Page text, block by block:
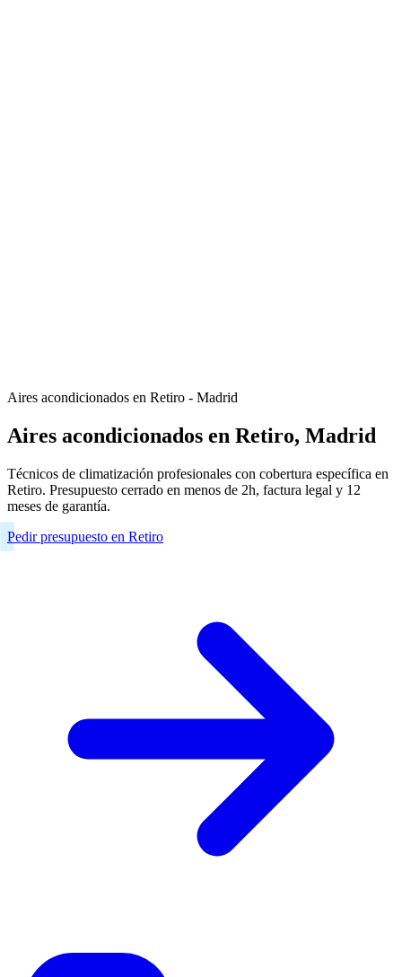
Aires acondicionados en Retiro - Madrid
Aires acondicionados en Retiro, Madrid
Técnicos de climatización profesionales con cobertura específica en
Retiro. Presupuesto cerrado en menos de 2h, factura legal y 12
meses de garantía.
Pedir presupuesto en Retiro